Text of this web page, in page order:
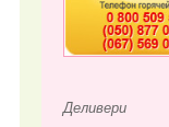
Деливери